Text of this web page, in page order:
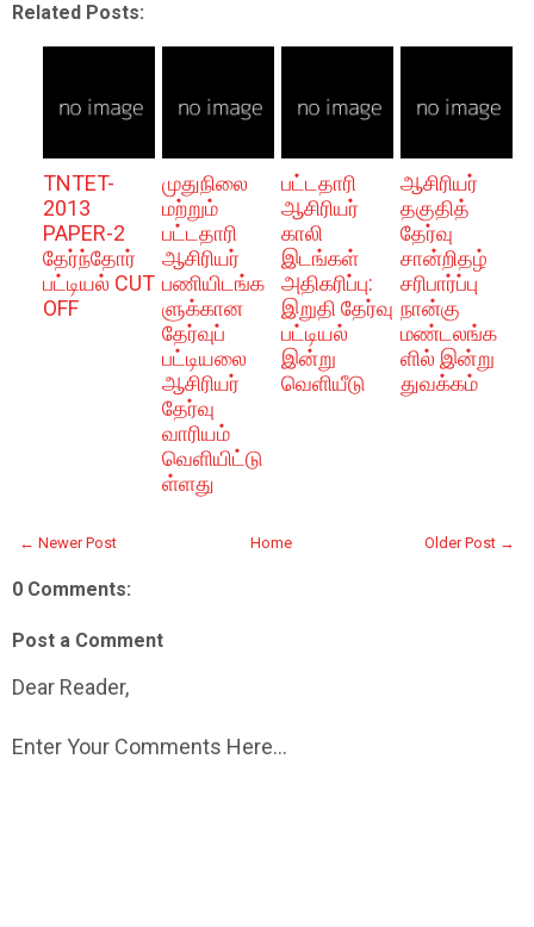
Related Posts:
TNTET-
2013
PAPER-2
தேர்ந்தோர்
பட்டியல் CUT
OFF
முதுநிலை
மற்றும்
பட்டதாரி
ஆசிரியர்
பணியிடங்க
ளுக்கான
தேர்வுப்
பட்டியலை
ஆசிரியர்
தேர்வு
வாரியம்
வெளியிட்டு
ள்ளது
பட்டதாரி
ஆசிரியர்
காலி
இடங்கள்
அதிகரிப்பு:
இறுதி தேர்வு
பட்டியல்
இன்று
வெளியீடு
ஆசிரியர்
தகுதித்
தேர்வு
சான்றிதழ்
சரிபார்ப்பு
நான்கு
மண்டலங்க
ளில் இன்று
துவக்கம்
← Newer Post Older Post →
Home
0 Comments:
Post a Comment
Dear Reader,
Enter Your Comments Here...